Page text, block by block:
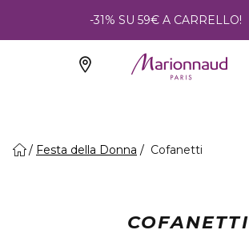
-31% SU 59€ A CARRELLO!
Festa della Donna Cofanetti
COFANETTI